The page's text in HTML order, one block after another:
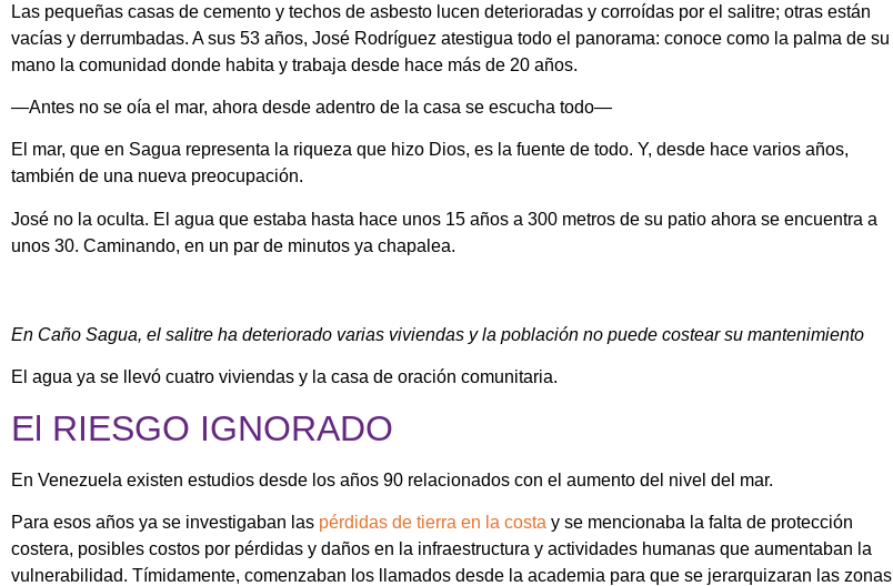
Las pequeñas casas de cemento y techos de asbesto lucen deterioradas y corroídas por el salitre; otras están
vacías y derrumbadas. A sus 53 años, José Rodríguez atestigua todo el panorama: conoce como la palma de su
mano la comunidad donde habita y trabaja desde hace más de 20 años.
—Antes no se oía el mar, ahora desde adentro de la casa se escucha todo—
El mar, que en Sagua representa la riqueza que hizo Dios, es la fuente de todo. Y, desde hace varios años,
también de una nueva preocupación.
José no la oculta. El agua que estaba hasta hace unos 15 años a 300 metros de su patio ahora se encuentra a
unos 30. Caminando, en un par de minutos ya chapalea.
En Caño Sagua, el salitre ha deteriorado varias viviendas y la población no puede costear su mantenimiento
El agua ya se llevó cuatro viviendas y la casa de oración comunitaria.
El RIESGO IGNORADO
En Venezuela existen estudios desde los años 90 relacionados con el aumento del nivel del mar.
Para esos años ya se investigaban las pérdidas de tierra en la costa y se mencionaba la falta de protección
costera, posibles costos por pérdidas y daños en la infraestructura y actividades humanas que aumentaban la
vulnerabilidad. Tímidamente, comenzaban los llamados desde la academia para que se jerarquizaran las zonas